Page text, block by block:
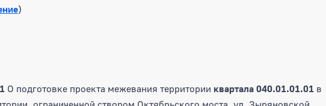
)
О подготовке проекта межевания территории квартала 040.01.01.01в